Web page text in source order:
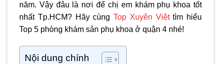
năm. Vậy đâu là nơi để chị em khám phụ khoa tốt
nhất Tp.HCM? Hãy cùng Top Xuyên Việttìm hiểu
Top 5 phòng khám sản phụ khoa ở quận 4 nhé!
Nội dung chính